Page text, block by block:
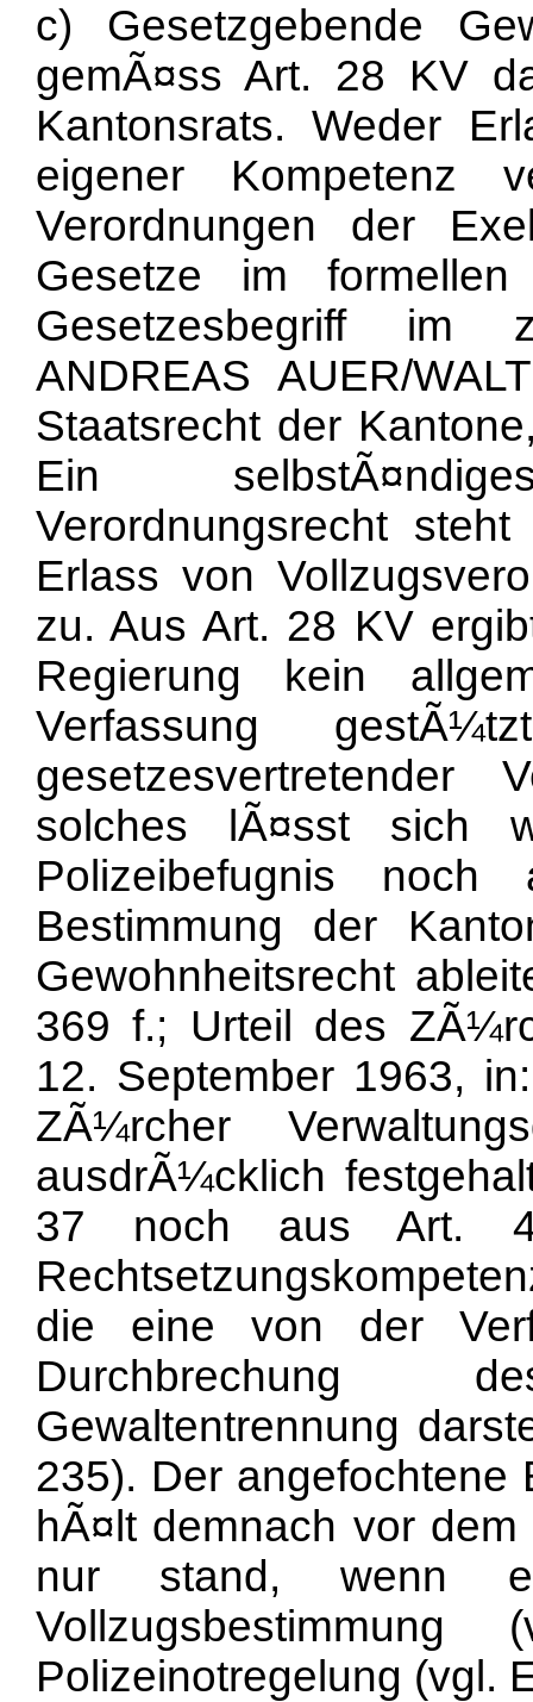
c) Gesetzgebende
gemÃ¤ss Art. 28 KV
Kantonsrats. Weder
eigener Kompetenz
Verordnungen der
Gesetze im
Gesetzesbegriff im
ANDREAS AUER/
Staatsrecht der
Ein
Verordnungsrecht
Erlass von
zu. Aus Art. 28 KV
Regierung kein
Verfassung
gesetzesvertretender
solches lÃ¤sst sich
Polizeibefugnis noch
Bestimmung der
Gewohnheitsrecht
369 f.; Urteil des
12. September 1963,
ZÃ¼rcher
ausdrÃ¼cklich
37 noch aus Art.
die eine von der
Durchbrechung
Gewaltentrennung
235). Der angefochtene
hÃ¤lt demnach vor
nur stand, wenn
Polizeinotregelung (vgl.